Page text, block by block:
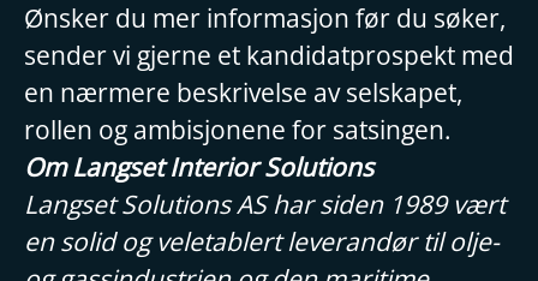
Ønsker du mer informasjon før du søker,
sender vi gjerne et kandidatprospekt med
en nærmere beskrivelse av selskapet,
rollen og ambisjonene for satsingen.
Om Langset Interior Solutions
Langset Solutions AS har siden 1989 vært
en solid og veletablert leverandør til olje-